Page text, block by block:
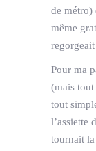
de métro)
même
Pour ma
(mais tout
tout
l’assiette
tournait la